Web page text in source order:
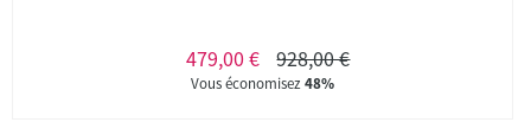
479,00 € 928,00 €
Vous économisez48%